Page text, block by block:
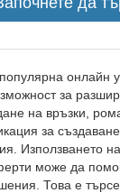
онлайн
за
на връзки,
за
Използването
може да
Това е